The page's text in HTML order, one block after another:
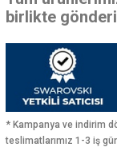
birlikte
* Kampanya ve indirim
teslimatlarımız 1-3 iş